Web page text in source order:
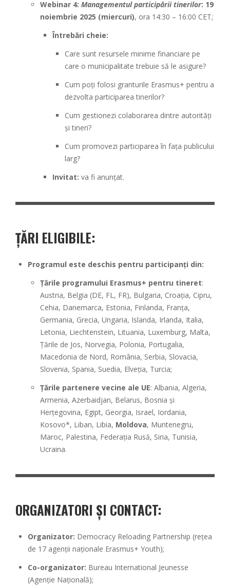
Webinar 4: Managementul participării tinerilor: 19
noiembrie 2025 (miercuri), ora 14:30 – 16:00 CET;
Întrebări cheie:
Care sunt resursele minime financiare pe
care o municipalitate trebuie să le asigure?
Cum poți folosi granturile Erasmus+ pentru a
dezvolta participarea tinerilor?
Cum gestionezi colaborarea dintre autorități
și tineri?
Cum promovezi participarea în fața publicului
larg?
Invitat: va fi anunțat.
ȚĂRI ELIGIBILE:
Programul este deschis pentru participanți din:
Țările programului Erasmus+ pentru tineret:
Austria, Belgia (DE, FL, FR), Bulgaria, Croația, Cipru,
Cehia, Danemarca, Estonia, Finlanda, Franța,
Germania, Grecia, Ungaria, Islanda, Irlanda, Italia,
Letonia, Liechtenstein, Lituania, Luxemburg, Malta,
Țările de Jos, Norvegia, Polonia, Portugalia,
Macedonia de Nord, România, Serbia, Slovacia,
Slovenia, Spania, Suedia, Elveția, Turcia;
Țările partenere vecine ale UE: Albania, Algeria,
Armenia, Azerbaidjan, Belarus, Bosnia și
Herțegovina, Egipt, Georgia, Israel, Iordania,
Kosovo*, Liban, Libia, Moldova, Muntenegru,
Maroc, Palestina, Federația Rusă, Siria, Tunisia,
Ucraina.
ORGANIZATORI ȘI CONTACT:
Organizator: Democracy Reloading Partnership (rețea
de 17 agenții naționale Erasmus+ Youth);
Co-organizator: Bureau International Jeunesse
(Agenție Națională);